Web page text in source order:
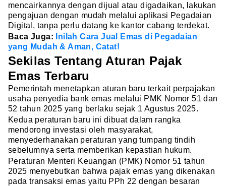
mencairkannya dengan dijual atau digadaikan, lakukan
pengajuan dengan mudah melalui aplikasi Pegadaian
Digital, tanpa perlu datang ke kantor cabang terdekat.
Baca Juga:
Inilah Cara Jual Emas di Pegadaian
yang Mudah & Aman, Catat!
Sekilas Tentang Aturan Pajak
Emas Terbaru
Pemerintah menetapkan aturan baru terkait perpajakan
usaha penyedia bank emas melalui PMK Nomor 51 dan
52 tahun 2025 yang berlaku sejak 1 Agustus 2025.
Kedua peraturan baru ini dibuat dalam rangka
mendorong investasi oleh masyarakat,
menyederhanakan peraturan yang tumpang tindih
sebelumnya serta memberikan kepastian hukum.
Peraturan Menteri Keuangan (PMK) Nomor 51 tahun
2025 menyebutkan bahwa pajak emas yang dikenakan
pada transaksi emas yaitu PPh 22 dengan besaran